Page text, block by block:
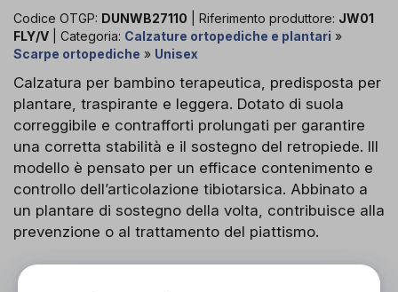
Codice OTGP: DUNWB27110 | Riferimento produttore: JW01
FLY/V | Categoria: Calzature ortopediche e plantari »
Scarpe ortopediche » Unisex
Calzatura per bambino terapeutica, predisposta per
plantare, traspirante e leggera. Dotato di suola
correggibile e contrafforti prolungati per garantire
una corretta stabilità e il sostegno del retropiede. IIl
modello è pensato per un efficace contenimento e
controllo dell’articolazione tibiotarsica. Abbinato a
un plantare di sostegno della volta, contribuisce alla
prevenzione o al trattamento del piattismo.